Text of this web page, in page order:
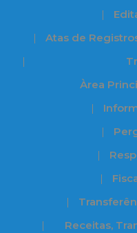
Atas de
Àrea
Receitas,